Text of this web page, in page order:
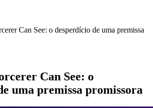
Can See: o desperdício de uma premissa
Can See: o
uma premissa promissora